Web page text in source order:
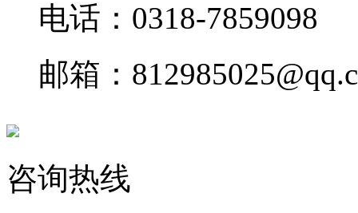
电话：0318-7859098
邮箱：
咨询热线